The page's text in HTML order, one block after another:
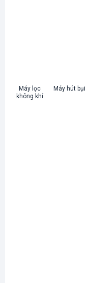
Máy lọc
không khí
Máy hút bụi